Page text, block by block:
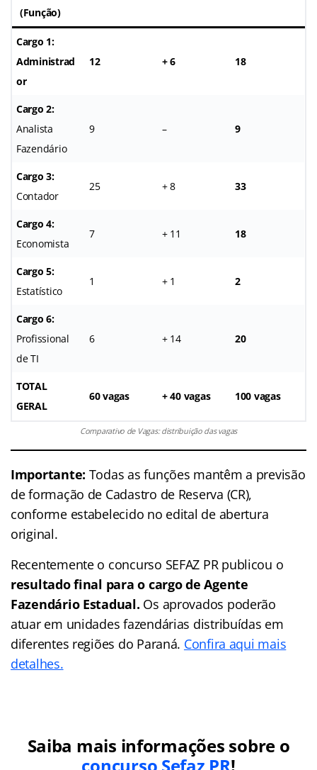
(Função)
Cargo 1:
Administrad
or
12 + 6 18
Cargo 2:
Analista
Fazendário
9 – 9
Cargo 3:
Contador
25 + 8 33
Cargo 4:
Economista
7 + 11 18
Cargo 5:
Estatístico
1 + 1 2
Cargo 6:
Profissional
de TI
6 + 14 20
TOTAL
GERAL
60 vagas + 40 vagas 100 vagas
Comparativo de Vagas: distribuição das vagas
Importante: Todas as funções mantêm a previsão
de formação de Cadastro de Reserva (CR),
conforme estabelecido no edital de abertura
original.
Recentemente o concurso SEFAZ PR publicou o
resultado final para o cargo de Agente
Fazendário Estadual. Os aprovados poderão
atuar em unidades fazendárias distribuídas em
diferentes regiões do Paraná. Confira aqui mais
detalhes.
Saiba mais informações sobre o